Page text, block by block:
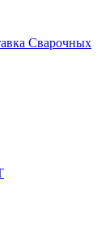
Сварочных